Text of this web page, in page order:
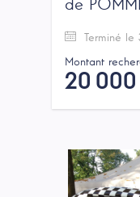
de
Terminé le
Montant
20